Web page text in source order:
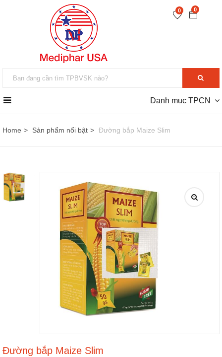
0
0
Danh mục TPCN
Home Sản phẩm nổi bật Đường bắp Maize Slim
Đường bắp Maize Slim